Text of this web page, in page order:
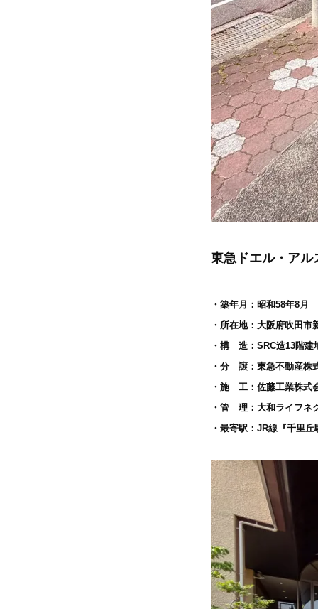
東急ドエル・アル
・築年月：昭和58年8月
・所在地：大阪府吹田市
・構 造：SRC造13階建
・分 譲：東急不動産株
・施 工：佐藤工業株式
・管 理：大和ライフネ
・最寄駅：JR線『千里